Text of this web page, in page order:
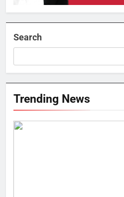
Search
Trending News